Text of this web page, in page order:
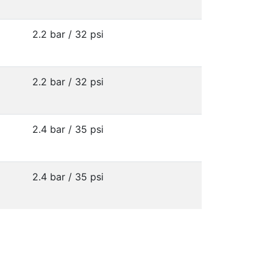
2.2 bar / 32 psi
2.2 bar / 32 psi
2.4 bar / 35 psi
2.4 bar / 35 psi